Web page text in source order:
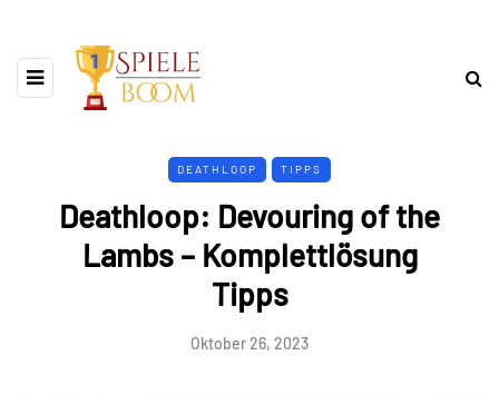
DEATHLOOP TIPPS
Deathloop: Devouring of the
Lambs – Komplettlösung
Tipps
Oktober 26, 2023